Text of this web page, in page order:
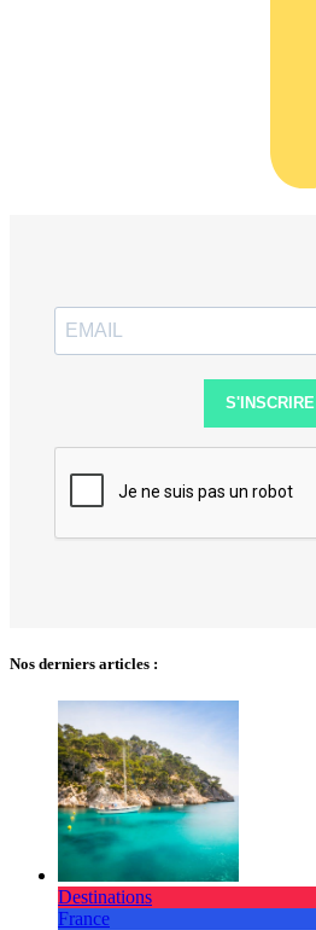
S'INSCRIRE
Nos derniers articles :
Destinations
France